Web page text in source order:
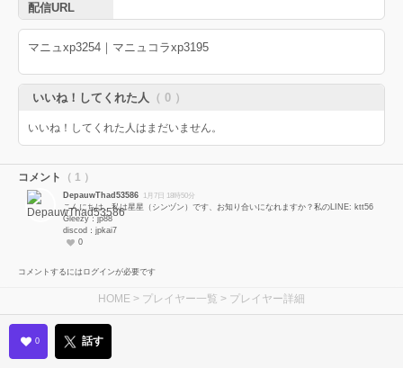
配信URL
マニュxp3254｜マニュコラxp3195
いいね！してくれた人 （ 0 ）
いいね！してくれた人はまだいません。
コメント （ 1 ）
DepauwThad53586 1月7日 18時50分
こんにちは、私は星星（シンヅン）です、お知り合いになれますか？私のLINE: ktt56
Gleezy：jp88
discod：jpkai7
0
コメントするにはログインが必要です
HOME > プレイヤー一覧 > プレイヤー詳細
0 話す